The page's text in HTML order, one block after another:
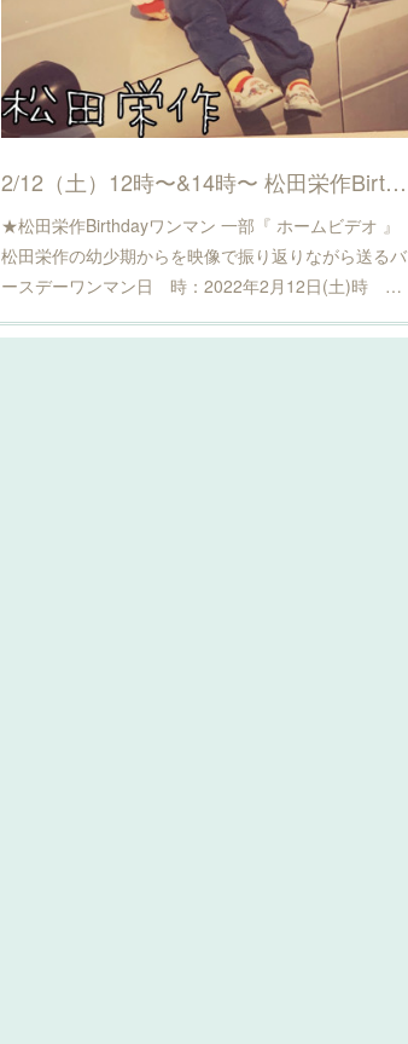
2/12（土）12時〜&14時〜 松田栄作Birthday配信ワンマンライブ決定！詳細はこちら！
★松田栄作Birthdayワンマン 一部『 ホームビデオ 』
松田栄作の幼少期からを映像で振り返りながら送るバ
ースデーワンマン日 時：2022年2月12日(土)時 …